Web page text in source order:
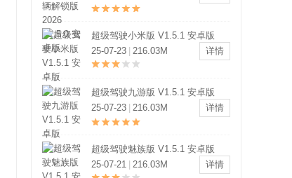
超级驾驶小米版 V1.5.1 安卓版
25-07-23 216.03M 详情
超级驾驶九游版 V1.5.1 安卓版
25-07-23 216.03M 详情
超级驾驶魅族版 V1.5.1 安卓版
25-07-21 216.03M 详情